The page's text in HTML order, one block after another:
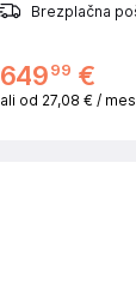
Brezplačna
64999 €
ali od 27,08 € /